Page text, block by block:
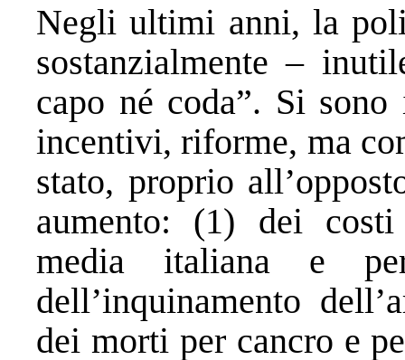
Negli ultimi anni, la
sostanzialmente –
capo né coda”. Si
incentivi, riforme, ma
stato, proprio
aumento: (1) dei
media italiana e
dell’inquinamento
dei morti per cancro e